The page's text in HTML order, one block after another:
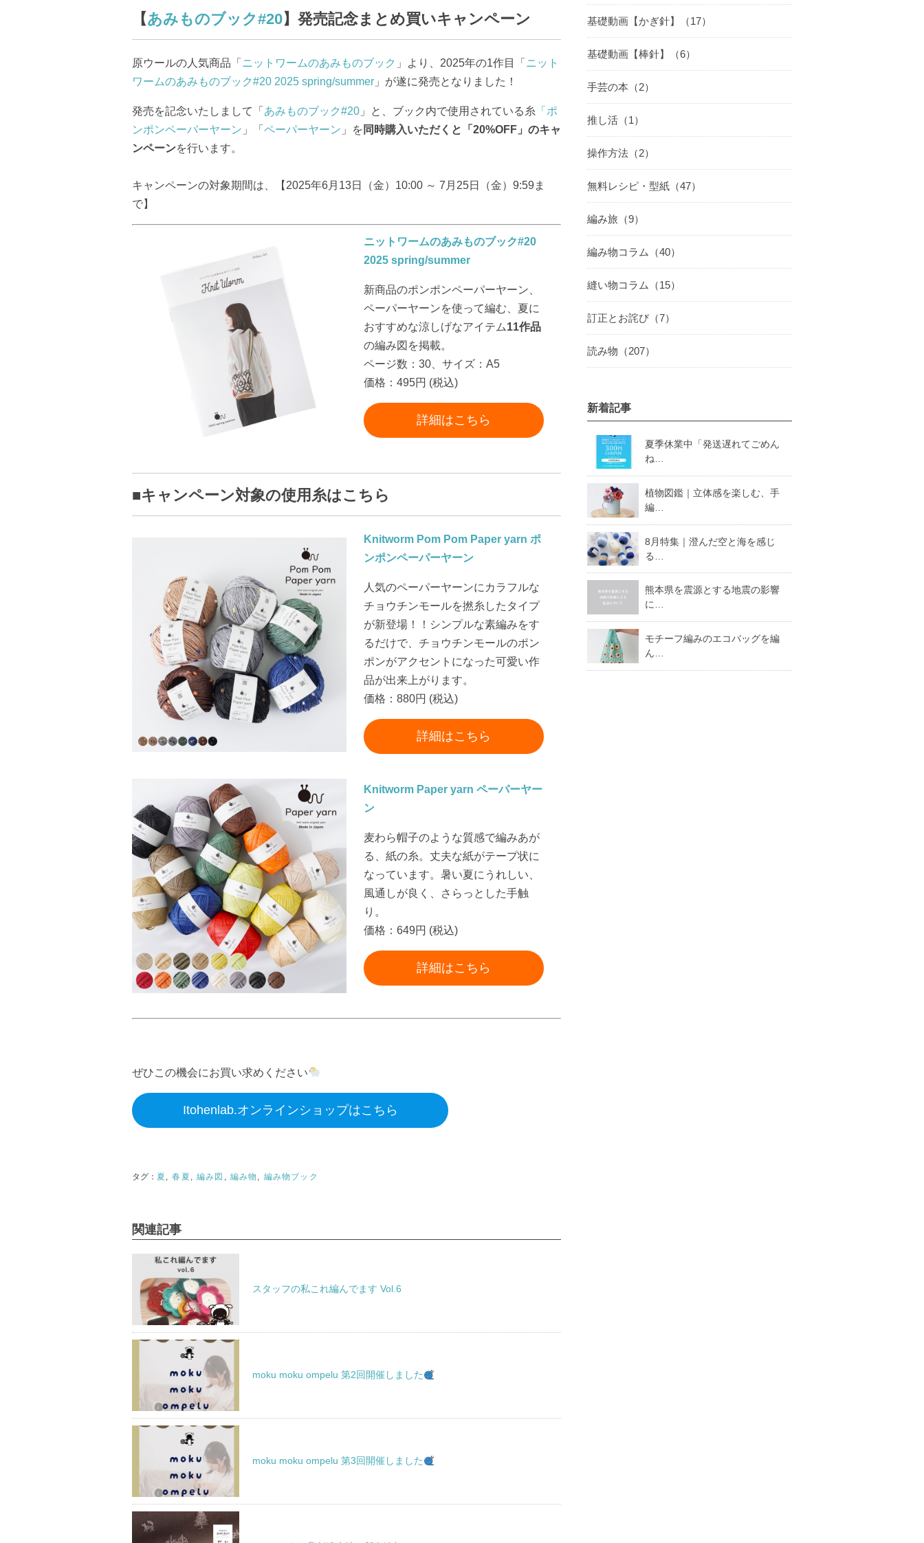
【あみものブック#20】発売記念まとめ買いキャンペーン
原ウールの人気商品「 ニットワームのあみものブック 」より、2025年の1作目「 ニット
ワームのあみものブック#20 2025 spring/summer 」が遂に発売となりました！
発売を記念いたしまして「 あみものブック#20 」と、ブック内で使用されている糸 「ポ
ンポンペーパーヤーン 」「 ペーパーヤーン 」を 同時購入いただくと「20%OFF」のキャ
ンペーンを行います。
キャンペーンの対象期間は、【2025年6月13日（金）10:00 ～ 7月25日（金）9:59ま
で】
ニットワームのあみものブック#20
2025 spring/summer
新商品のポンポンペーパーヤーン、
ペーパーヤーンを使って編む、夏に
おすすめな涼しげなアイテム11作品
の編み図を掲載。
ページ数：30、サイズ：A5
価格：495円 (税込)
詳細はこちら
■キャンペーン対象の使用糸はこちら
Knitworm Pom Pom Paper yarn ポ
ンポンペーパーヤーン
人気のペーパーヤーンにカラフルな
チョウチンモールを撚糸したタイプ
が新登場！！シンプルな素編みをす
るだけで、チョウチンモールのポン
ポンがアクセントになった可愛い作
品が出来上がります。
価格：880円 (税込)
詳細はこちら
Knitworm Paper yarn ペーパーヤー
ン
麦わら帽子のような質感で編みあが
る、紙の糸。丈夫な紙がテープ状に
なっています。暑い夏にうれしい、
風通しが良く、さらっとした手触
り。
価格：649円 (税込)
詳細はこちら
ぜひこの機会にお買い求めください
Itohenlab.オンラインショップはこちら
夏 春夏 編み図 編み物 編み物ブック
関連記事
スタッフの私これ編んでます Vol.6
moku moku ompelu 第2回開催しました
moku moku ompelu 第3回開催しました
基礎動画【かぎ針】（17）
基礎動画【棒針】（6）
手芸の本（2）
推し活（1）
操作方法（2）
無料レシピ・型紙（47）
編み旅（9）
編み物コラム（40）
縫い物コラム（15）
訂正とお詫び（7）
読み物（207）
新着記事
夏季休業中「発送遅れてごめん
ね…
植物図鑑｜立体感を楽しむ、手
編…
8月特集｜澄んだ空と海を感じ
る…
熊本県を震源とする地震の影響
に…
モチーフ編みのエコバッグを編
ん…